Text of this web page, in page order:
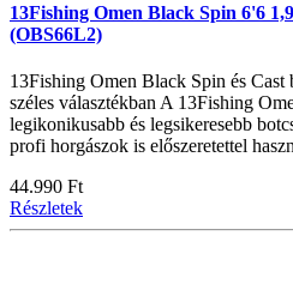
13Fishing Omen Black Spin 6'6
(OBS66L2)
13Fishing Omen Black Spin és Cast
széles választékban A 13Fishing
legikonikusabb és legsikeresebb
profi horgászok is előszeretettel
44.990 Ft
Részletek